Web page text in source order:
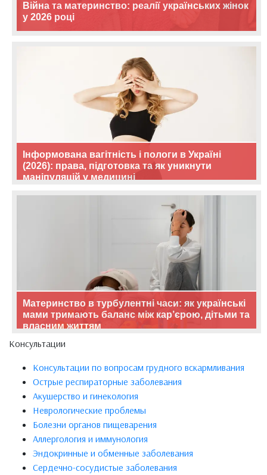
Війна та материнство: реалії українських жінок
у 2026 році
Інформована вагітність і пологи в Україні
(2026): права, підготовка та як уникнути
маніпуляцій у медицині
Материнство в турбулентні часи: як українські
мами тримають баланс між кар’єрою, дітьми та
власним життям
Консультации
Консультации по вопросам грудного вскармливания
Острые респираторные заболевания
Акушерство и гинекология
Неврологические проблемы
Болезни органов пищеварения
Аллергология и иммунология
Эндокринные и обменные заболевания
Сердечно-сосудистые заболевания